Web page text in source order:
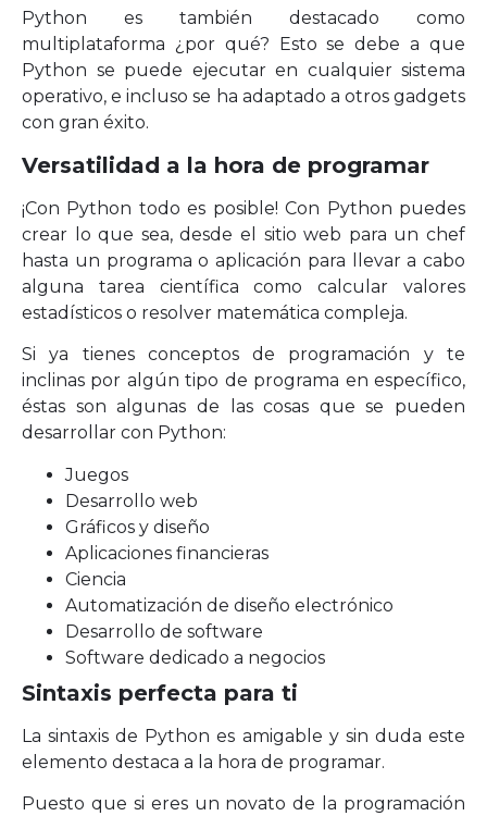
Python es también destacado como
multiplataforma ¿por qué? Esto se debe a que
Python se puede ejecutar en cualquier sistema
operativo, e incluso se ha adaptado a otros gadgets
con gran éxito.
Versatilidad a la hora de programar
¡Con Python todo es posible! Con Python puedes
crear lo que sea, desde el sitio web para un chef
hasta un programa o aplicación para llevar a cabo
alguna tarea científica como calcular valores
estadísticos o resolver matemática compleja.
Si ya tienes conceptos de programación y te
inclinas por algún tipo de programa en específico,
éstas son algunas de las cosas que se pueden
desarrollar con Python:
Juegos
Desarrollo web
Gráficos y diseño
Aplicaciones financieras
Ciencia
Automatización de diseño electrónico
Desarrollo de software
Software dedicado a negocios
Sintaxis perfecta para ti
La sintaxis de Python es amigable y sin duda este
elemento destaca a la hora de programar.
Puesto que si eres un novato de la programación